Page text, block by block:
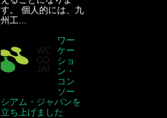
す。 個人的には、九
州工...
ワー
ケー
ショ
ン・
コン
ソー
シアム・ジャパンを
立ち上げました